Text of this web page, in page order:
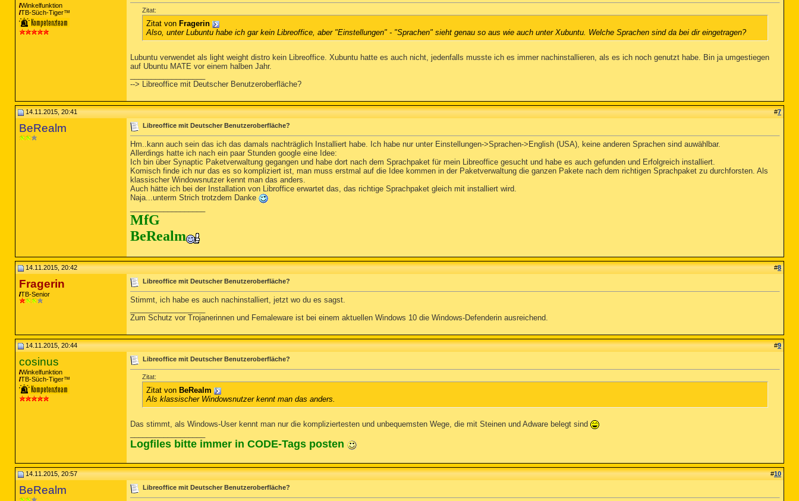
Winkelfunktion
TB-Süch-Tiger™
Zitat:
Zitat von Fragerin
Also, unter Lubuntu habe ich gar kein Libreoffice, aber "Einstellungen" - "Sprachen" sieht genau so aus wie auch unter Xubuntu. Welche Sprachen sind da bei dir eingetragen?
Lubuntu verwendet als light weight distro kein Libreoffice. Xubuntu hatte es auch nicht, jedenfalls musste ich es immer nachinstallieren, als es ich noch genutzt habe. Bin ja umgestiegen
auf Ubuntu MATE vor einem halben Jahr.
--> Libreoffice mit Deutscher Benutzeroberfläche?
14.11.2015, 20:41 #7
BeRealm Libreoffice mit Deutscher Benutzeroberfläche?
Hm..kann auch sein das ich das damals nachträglich Installiert habe. Ich habe nur unter Einstellungen->Sprachen->English (USA), keine anderen Sprachen sind auwählbar.
Allerdings hatte ich nach ein paar Stunden google eine Idee:
Ich bin über Synaptic Paketverwaltung gegangen und habe dort nach dem Sprachpaket für mein Libreoffice gesucht und habe es auch gefunden und Erfolgreich installiert.
Komisch finde ich nur das es so kompliziert ist, man muss erstmal auf die Idee kommen in der Paketverwaltung die ganzen Pakete nach dem richtigen Sprachpaket zu durchforsten. Als
klassischer Windowsnutzer kennt man das anders.
Auch hätte ich bei der Installation von Libroffice erwartet das, das richtige Sprachpaket gleich mit installiert wird.
Naja...unterm Strich trotzdem Danke
MfG
BeRealm
14.11.2015, 20:42 #8
Fragerin
TB-Senior
Libreoffice mit Deutscher Benutzeroberfläche?
Stimmt, ich habe es auch nachinstalliert, jetzt wo du es sagst.
Zum Schutz vor Trojanerinnen und Femaleware ist bei einem aktuellen Windows 10 die Windows-Defenderin ausreichend.
14.11.2015, 20:44 #9
cosinus
Winkelfunktion
TB-Süch-Tiger™
Libreoffice mit Deutscher Benutzeroberfläche?
Zitat:
Zitat von BeRealm
Als klassischer Windowsnutzer kennt man das anders.
Das stimmt, als Windows-User kennt man nur die kompliziertesten und unbequemsten Wege, die mit Steinen und Adware belegt sind
Logfiles bitte immer in CODE-Tags posten
14.11.2015, 20:57 #10
BeRealm Libreoffice mit Deutscher Benutzeroberfläche?